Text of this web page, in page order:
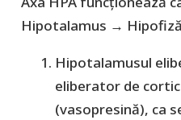
Hipotalamus →
Hipotalamusul
eliberator de
(vasopresină), ca